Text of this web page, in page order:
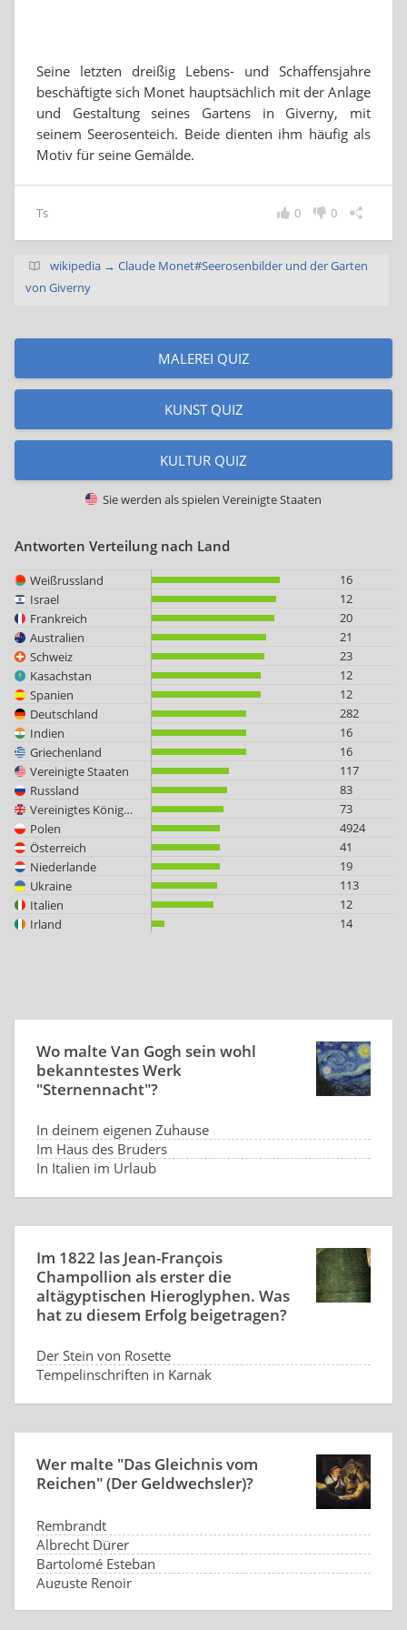
Seine letzten dreißig Lebens- und Schaffensjahre
beschäftigte sich Monet hauptsächlich mit der Anlage
und Gestaltung seines Gartens in Giverny, mit
seinem Seerosenteich. Beide dienten ihm häufig als
Motiv für seine Gemälde.
Ts 0
0
wikipedia → Claude Monet#Seerosenbilder und der Garten
von Giverny
MALEREI QUIZ
KUNST QUIZ
KULTUR QUIZ
Sie werden als spielen Vereinigte Staaten
Antworten Verteilung nach Land
Weißrussland
16
Israel
12
Frankreich
20
Australien
21
Schweiz
23
Kasachstan
12
Spanien
12
Deutschland
282
Indien
16
Griechenland
16
Vereinigte Staaten
117
Russland
83
Vereinigtes Königreich
73
Polen
4924
Österreich
41
Niederlande
19
Ukraine
113
Italien
12
Irland
14
Wo malte Van Gogh sein wohl
bekanntestes Werk
"Sternennacht"?
In deinem eigenen Zuhause
Im Haus des Bruders
In Italien im Urlaub
Im 1822 las Jean-François
Champollion als erster die
altägyptischen Hieroglyphen. Was
hat zu diesem Erfolg beigetragen?
Der Stein von Rosette
Tempelinschriften in Karnak
Wer malte "Das Gleichnis vom
Reichen" (Der Geldwechsler)?
Rembrandt
Albrecht Dürer
Bartolomé Esteban
Auguste Renoir